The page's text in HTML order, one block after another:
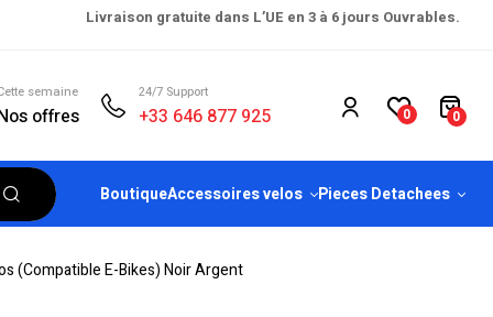
Livraison gratuite dans L’UE en 3 à 6 jours Ouvrables.
semaine
offres
24/7 Support
+33 646 877 925 0 0
BoutiqueAccessoires velos Pieces Detachees
(Compatible E-Bikes) Noir Argent